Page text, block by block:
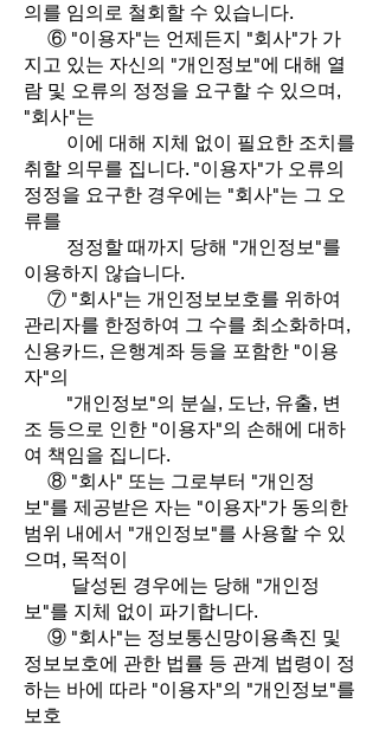
의를 임의로 철회할 수 있습니다.
⑥ "이용자"는 언제든지 "회사"가 가
지고 있는 자신의 "개인정보"에 대해 열
람 및 오류의 정정을 요구할 수 있으며,
"회사"는
이에 대해 지체 없이 필요한 조치를
취할 의무를 집니다. "이용자"가 오류의
정정을 요구한 경우에는 "회사"는 그 오
류를
정정할 때까지 당해 "개인정보"를
이용하지 않습니다.
⑦ "회사"는 개인정보보호를 위하여
관리자를 한정하여 그 수를 최소화하며,
신용카드, 은행계좌 등을 포함한 "이용
자"의
"개인정보"의 분실, 도난, 유출, 변
조 등으로 인한 "이용자"의 손해에 대하
여 책임을 집니다.
⑧ "회사" 또는 그로부터 "개인정
보"를 제공받은 자는 "이용자"가 동의한
범위 내에서 "개인정보"를 사용할 수 있
으며, 목적이
달성된 경우에는 당해 "개인정
보"를 지체 없이 파기합니다.
⑨ "회사"는 정보통신망이용촉진 및
정보보호에 관한 법률 등 관계 법령이 정
하는 바에 따라 "이용자"의 "개인정보"를
보호